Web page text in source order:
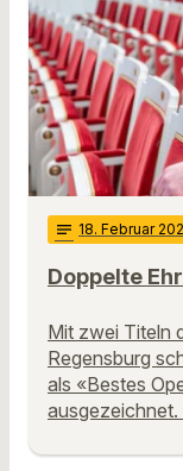
notes 18. Februar
Doppelte
Mit zwei Titeln
Regensburg
als «Bestes